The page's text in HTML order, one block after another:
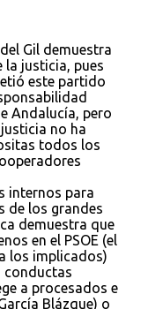
Gil demuestra
justicia, pues
este partido
Andalucía, pero
no ha
todos los
internos para
de los grandes
demuestra que
en el PSOE (el
los implicados)
conductas
a procesados e
Blázque) o